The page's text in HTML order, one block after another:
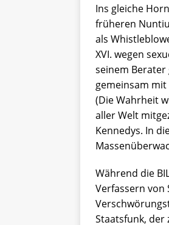
Ins gleiche
früheren
als
XVI. wegen
seinem
gemeinsam
(Die Wahrheit
aller Welt
Kennedys. In
Während die
Verfassern von
Staatsfunk, der